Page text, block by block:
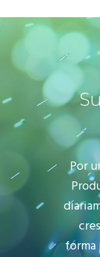
Por